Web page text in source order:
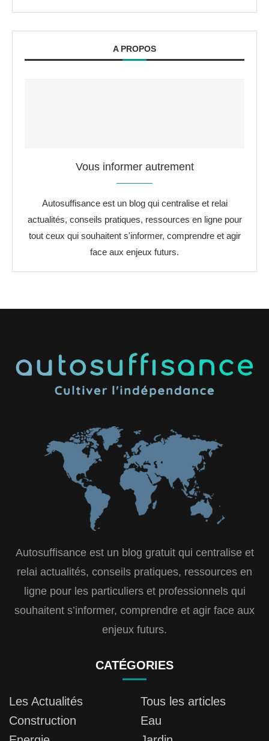
A PROPOS
Vous informer autrement
Autosuffisance est un blog qui centralise et relai
actualités, conseils pratiques, ressources en ligne pour
tout ceux qui souhaitent s'informer, comprendre et agir
face aux enjeux futurs.
Autosuffisance est un blog gratuit qui centralise et
relai actualités, conseils pratiques, ressources en
ligne pour les particuliers et professionnels qui
souhaitent s’informer, comprendre et agir face aux
enjeux futurs.
CATÉGORIES
Les Actualités
Tous les articles
Construction
Eau